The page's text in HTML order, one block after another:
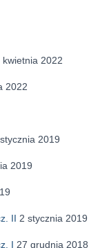
kwietnia 2022
2022
2019
2019
II 2 stycznia 2019
I 27 grudnia 2018